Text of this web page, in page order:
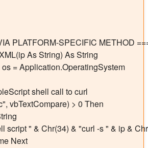
PLATFORM-SPECIFIC METHOD
As String) As String
os = Application.OperatingSystem
shell call to curl
vbTextCompare) > 0 Then
script " & Chr(34) & "curl -s " & ip &
Next